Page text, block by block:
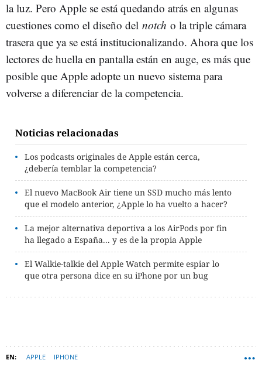
la luz. Pero Apple se está quedando atrás en algunas
cuestiones como el diseño del notch o la triple cámara
trasera que ya se está institucionalizando. Ahora que los
lectores de huella en pantalla están en auge, es más que
posible que Apple adopte un nuevo sistema para
volverse a diferenciar de la competencia.
Noticias relacionadas
Los podcasts originales de Apple están cerca,
¿debería temblar la competencia?
El nuevo MacBook Air tiene un SSD mucho más lento
que el modelo anterior, ¿Apple lo ha vuelto a hacer?
La mejor alternativa deportiva a los AirPods por fin
ha llegado a España... y es de la propia Apple
El Walkie-talkie del Apple Watch permite espiar lo
que otra persona dice en su iPhone por un bug
APPLE IPHONE